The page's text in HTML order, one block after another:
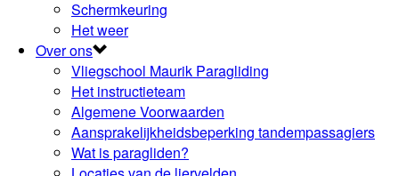
Schermkeuring
Het weer
Over ons
Vliegschool Maurik Paragliding
Het instructieteam
Algemene Voorwaarden
Aansprakelijkheidsbeperking tandempassagiers
Wat is paragliden?